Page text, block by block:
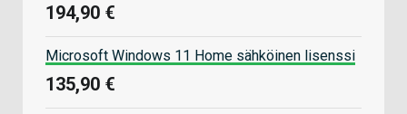
194,90 €
Microsoft Windows 11 Home sähköinen lisenssi
135,90 €